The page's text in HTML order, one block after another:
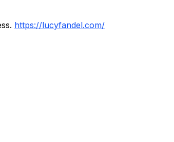
https://lucyfandel.com/